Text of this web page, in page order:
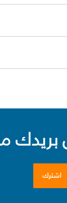
اشترك